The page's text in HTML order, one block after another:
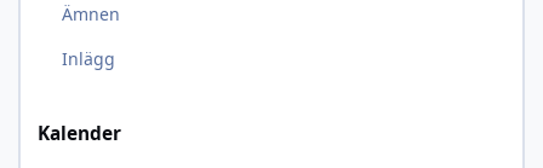
Ämnen
Inlägg
Kalender